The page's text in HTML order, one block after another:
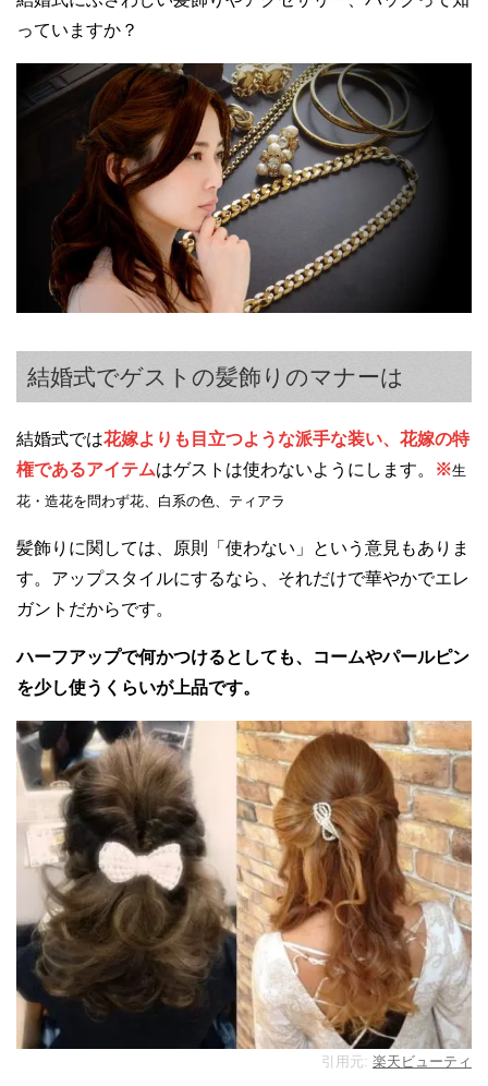
っていますか？
結婚式でゲストの髪飾りのマナーは
結婚式では花嫁よりも目立つような派手な装い、花嫁の特
権であるアイテムはゲストは使わないようにします。 ※生
花・造花を問わず花、白系の色、ティアラ
髪飾りに関しては、原則「使わない」という意見もありま
す。アップスタイルにするなら、それだけで華やかでエレ
ガントだからです。
ハーフアップで何かつけるとしても、コームやパールピン
を少し使うくらいが上品です。
引用元: 楽天ビューティ